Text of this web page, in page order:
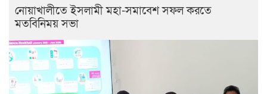
নোয়াখালীতে ইসলামী মহা-সমাবেশ সফল করতে
মতবিনিময় সভা